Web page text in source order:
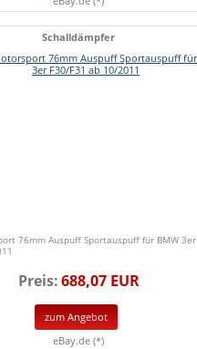
Schalldämpfer
76mm Auspuff Sportauspuff für BMW 3er
Preis:688,07 EUR
zum Angebot
eBay.de (*)